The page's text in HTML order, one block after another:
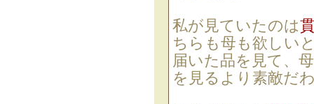
私が見ていたのは
ちらも母も欲しい
届いた品を見て、
を見るより素敵だ